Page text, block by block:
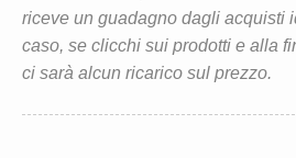
riceve un guadagno dagli acquisti
caso, se clicchi sui prodotti e alla
ci sarà alcun ricarico sul prezzo.